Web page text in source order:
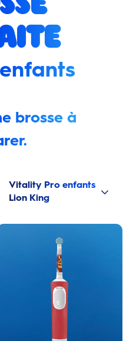
brosse à
Vitality Pro enfants
Lion King